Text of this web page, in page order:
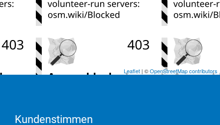
Leaflet | ©OpenStreetMap contributors
Kundenstimmen